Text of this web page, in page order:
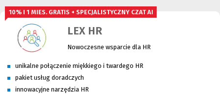
10% I 1 MIES. GRATIS + SPECJALISTYCZNY CZAT AI
LEX HR
Nowoczesne wsparcie dla HR
unikalne połączenie miękkiego i twardego HR
pakiet usług doradczych
innowacyjne narzędzia HR